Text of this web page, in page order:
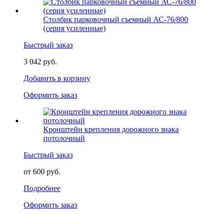
Столбик парковочный съемный АС-76/800
(серия усиленные)
Быстрый заказ
3 042 руб.
Добавить в корзину
Оформить заказ
Кронштейн крепления дорожного знака
потолочный
Быстрый заказ
от 600 руб.
Подробнее
Оформить заказ